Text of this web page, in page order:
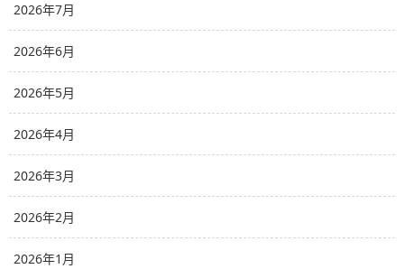
2026年7月
2026年6月
2026年5月
2026年4月
2026年3月
2026年2月
2026年1月